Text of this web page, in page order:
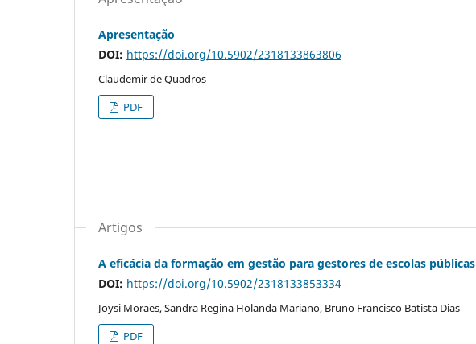
Apresentação
DOI: https://doi.org/10.5902/2318133863806
Claudemir de Quadros
PDF
Artigos
A eficácia da formação em gestão para gestores de escolas públicas
DOI: https://doi.org/10.5902/2318133853334
Joysi Moraes, Sandra Regina Holanda Mariano, Bruno Francisco Batista Dias
PDF